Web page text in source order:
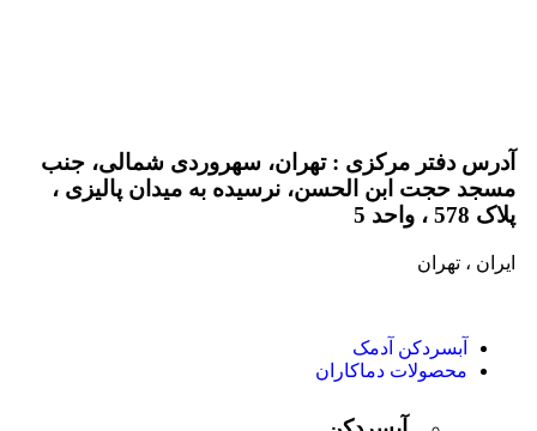
آدرس دفتر مرکزی : تهران، سهروردی شمالی، جنب
مسجد حجت ابن الحسن، نرسیده به میدان پالیزی ،
پلاک 578 ، واحد 5
ایران ، تهران
آبسردکن آدمک
محصولات دماکاران